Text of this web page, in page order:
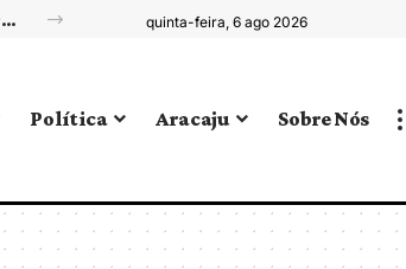
Competências socioemocionais: a Sigma Educação explora como usar os livros paradidáticos para desenvolvê-las quinta-feira, 6 ago 2026
Política Aracaju Sobre Nós